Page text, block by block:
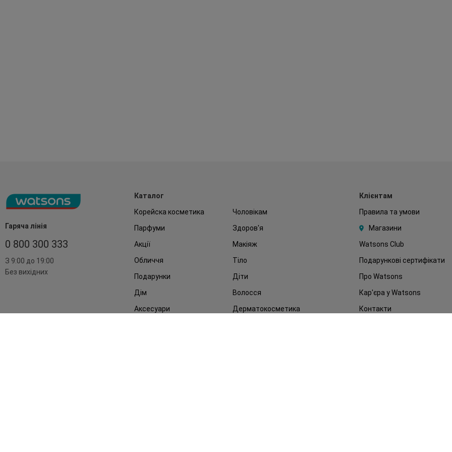
Гаряча лінія
0 800 300 333
З 9:00 до 19:00
Без вихідних
Каталог
Корейска косметика
Чоловікам
Парфуми
Здоров'я
Акції
Макіяж
Обличчя
Тіло
Подарунки
Діти
Дім
Волосся
Аксесуари
Дерматокосметика
Клієнтам
Правила та умови
Магазини
Watsons Club
Подарункові сертифікати
Про Watsons
Кар'єра у Watsons
Контакти